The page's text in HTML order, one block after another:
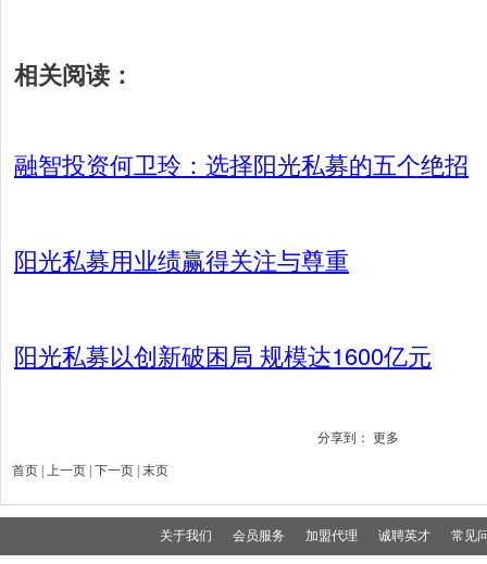
相关阅读：
融智投资何卫玲：选择阳光私募的五个绝招
阳光私募用业绩赢得关注与尊重
阳光私募以创新破困局 规模达1600亿元
分享到： 更多
首页 | 上一页 | 下一页 末页
关于我们 会员服务 加盟代理 诚聘英才 常见